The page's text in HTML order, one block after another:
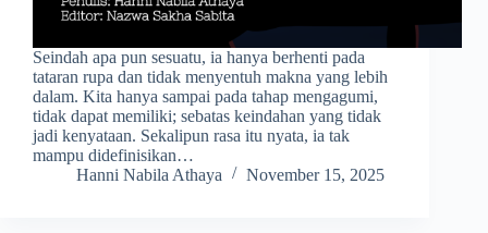
Seindah apa pun sesuatu, ia hanya berhenti pada
tataran rupa dan tidak menyentuh makna yang lebih
dalam. Kita hanya sampai pada tahap mengagumi,
tidak dapat memiliki; sebatas keindahan yang tidak
jadi kenyataan. Sekalipun rasa itu nyata, ia tak
mampu didefinisikan…
Hanni Nabila Athaya
November 15, 2025